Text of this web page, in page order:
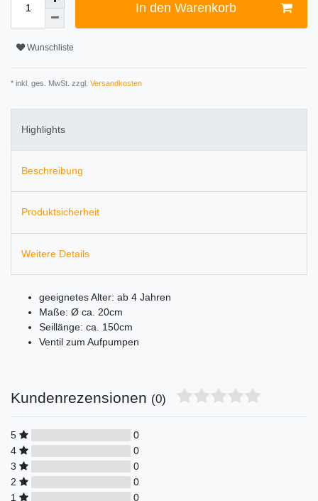
In den Warenkorb
Wunschliste
* inkl. ges. MwSt. zzgl. Versandkosten
Highlights
Beschreibung
Produktsicherheit
Weitere Details
geeignetes Alter: ab 4 Jahren
Maße: Ø ca. 20cm
Seillänge: ca. 150cm
Ventil zum Aufpumpen
Kundenrezensionen (0)
5
0
4
0
3
0
2
0
1
0